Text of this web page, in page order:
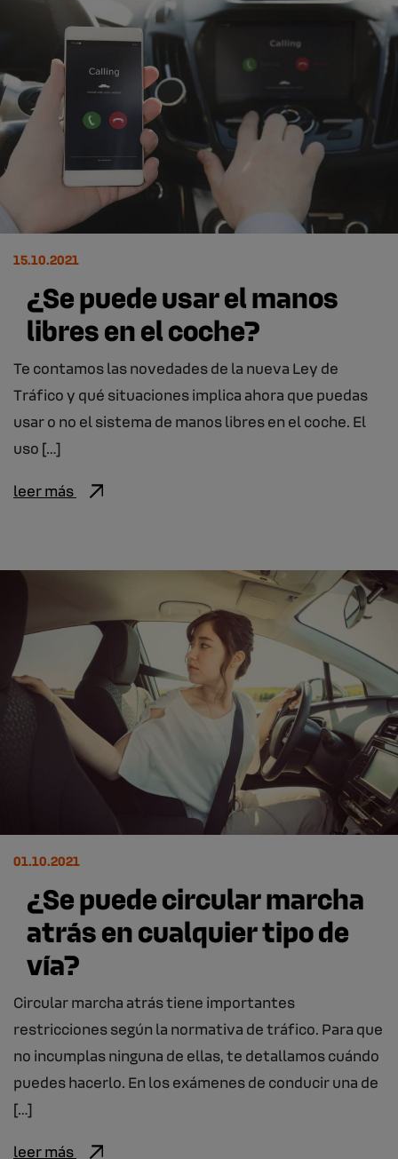
15.10.2021
¿Se puede usar el manos
libres en el coche?
Te contamos las novedades de la nueva Ley de
Tráfico y qué situaciones implica ahora que puedas
usar o no el sistema de manos libres en el coche. El
uso […]
leer más
01.10.2021
¿Se puede circular marcha
atrás en cualquier tipo de
vía?
Circular marcha atrás tiene importantes
restricciones según la normativa de tráfico. Para que
no incumplas ninguna de ellas, te detallamos cuándo
puedes hacerlo. En los exámenes de conducir una de
[…]
leer más